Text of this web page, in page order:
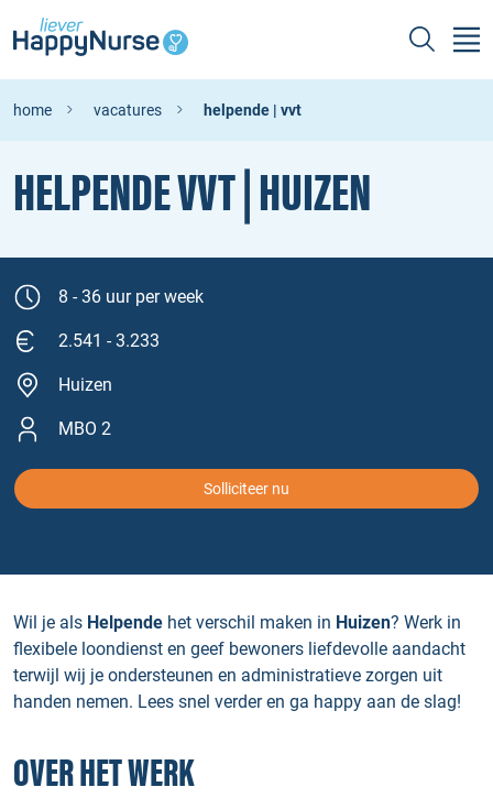
home vacatures helpende | vvt
HELPENDE VVT | HUIZEN
8 - 36 uur per week
2.541 - 3.233
Huizen
MBO 2
Solliciteer nu
Wil je als Helpende het verschil maken in Huizen? Werk in
flexibele loondienst en geef bewoners liefdevolle aandacht
terwijl wij je ondersteunen en administratieve zorgen uit
handen nemen. Lees snel verder en ga happy aan de slag!
OVER HET WERK